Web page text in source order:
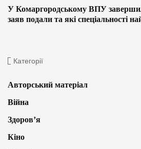
У Комаргородському ВПУ
заяв подали та які спеціальності
Категорії
Авторський матеріал
Війна
Здоров’я
Кіно